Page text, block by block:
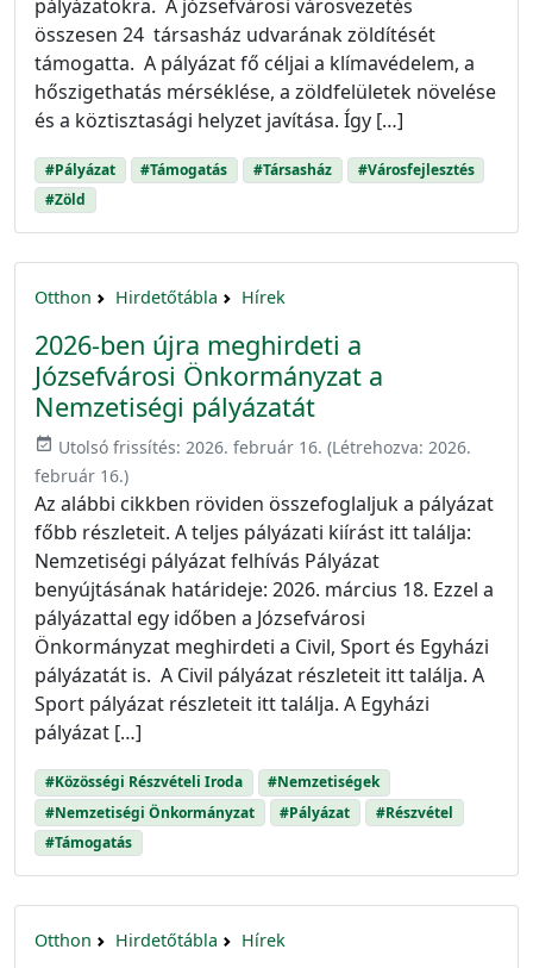
pályázatokra. A józsefvárosi városvezetés
összesen 24 társasház udvarának zöldítését
támogatta. A pályázat fő céljai a klímavédelem, a
hőszigethatás mérséklése, a zöldfelületek növelése
és a köztisztasági helyzet javítása. Így […]
#Pályázat #Támogatás #Társasház
#Városfejlesztés
#Zöld
Otthon Hirdetőtábla Hírek
2026-ben újra meghirdeti a
Józsefvárosi Önkormányzat a
Nemzetiségi pályázatát
event_available Utolsó frissítés: 2026. február 16. (Létrehozva: 2026.
február 16.)
Az alábbi cikkben röviden összefoglaljuk a pályázat
főbb részleteit. A teljes pályázati kiírást itt találja:
Nemzetiségi pályázat felhívás Pályázat
benyújtásának határideje: 2026. március 18. Ezzel a
pályázattal egy időben a Józsefvárosi
Önkormányzat meghirdeti a Civil, Sport és Egyházi
pályázatát is. A Civil pályázat részleteit itt találja. A
Sport pályázat részleteit itt találja. A Egyházi
pályázat […]
#Közösségi Részvételi Iroda
#Nemzetiségek
#Nemzetiségi Önkormányzat
#Pályázat
#Részvétel
#Támogatás
Otthon Hirdetőtábla Hírek